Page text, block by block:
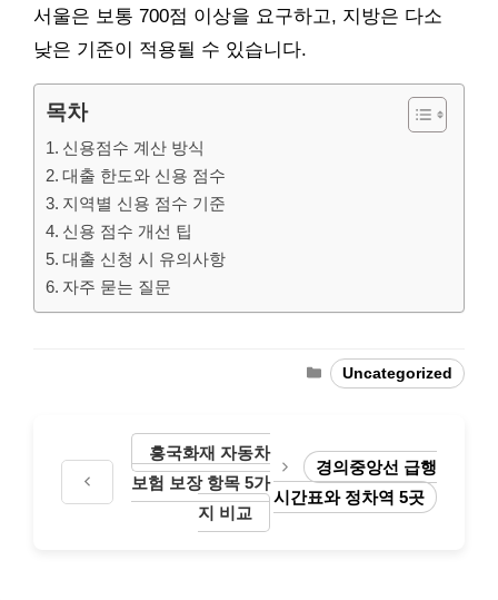
서울은 보통 700점 이상을 요구하고, 지방은 다소
낮은 기준이 적용될 수 있습니다.
목차
신용점수 계산 방식
대출 한도와 신용 점수
지역별 신용 점수 기준
신용 점수 개선 팁
대출 신청 시 유의사항
자주 묻는 질문
Categories
Uncategorized
흥국화재 자동차
보험 보장 항목 5가
지 비교
경의중앙선 급행
시간표와 정차역 5곳